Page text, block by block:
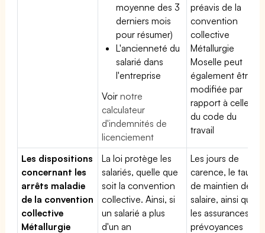
moyenne des 3
derniers mois
pour résumer)
L'ancienneté du
salarié dans
l'entreprise
Voirnotre
calculateur
d'indemnités de
licenciement
préavis de la
convention
collective
Métallurgie
Moselle peut
également être
modifiée par
rapport à celle
du code du
travail
Les dispositions
concernant les
arrêts maladie
de la convention
collective
Métallurgie
La loi protège les
salariés, quelle que
soit la convention
collective. Ainsi, si
un salarié a plus
d'un an
Les jours de
carence, le taux
de maintien de
salaire, ainsi que
les assurances
prévoyances